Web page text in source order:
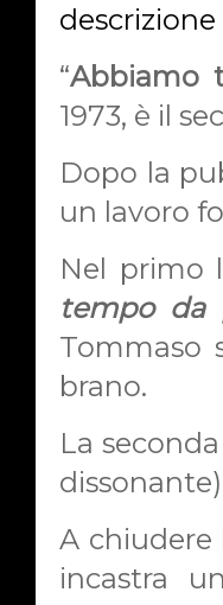
“Abbiamo
1973, è il
Dopo la
un lavoro
Nel primo
tempo da
Tommaso
brano.
La
A chiudere
incastra